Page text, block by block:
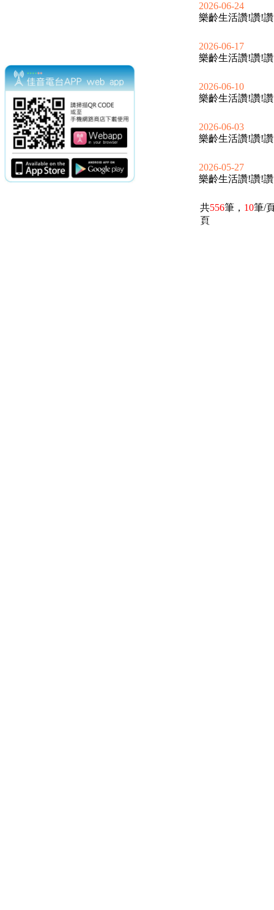
2026-06-24
樂齡生活讚!讚!
2026-06-17
樂齡生活讚!讚!
2026-06-10
樂齡生活讚!讚!
2026-06-03
樂齡生活讚!讚!
2026-05-27
樂齡生活讚!讚!
共556筆， 10筆/
頁
佳音電台地址：